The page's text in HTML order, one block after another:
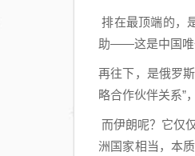
排在最顶端的，
助——这是中国唯
再往下，是俄罗
略合作伙伴关系”
而伊朗呢？它仅
洲国家相当，本